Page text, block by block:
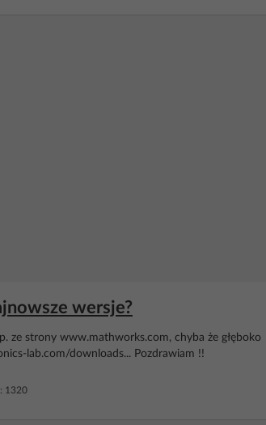
wersje?
ze strony www.mathworks.com, chyba że głęboko
lab.com/downloads... Pozdrawiam !!
1320